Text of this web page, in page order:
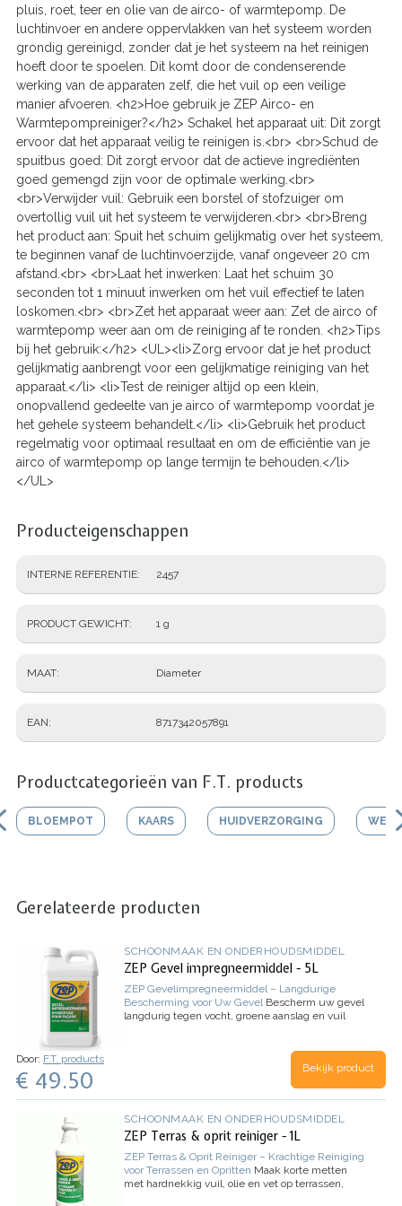
pluis, roet, teer en olie van de airco- of warmtepomp. De
luchtinvoer en andere oppervlakken van het systeem worden
grondig gereinigd, zonder dat je het systeem na het reinigen
hoeft door te spoelen. Dit komt door de condenserende
werking van de apparaten zelf, die het vuil op een veilige
manier afvoeren. <h2>Hoe gebruik je ZEP Airco- en
Warmtepompreiniger?</h2> Schakel het apparaat uit: Dit zorgt
ervoor dat het apparaat veilig te reinigen is.<br> <br>Schud de
spuitbus goed: Dit zorgt ervoor dat de actieve ingrediënten
goed gemengd zijn voor de optimale werking.<br>
<br>Verwijder vuil: Gebruik een borstel of stofzuiger om
overtollig vuil uit het systeem te verwijderen.<br> <br>Breng
het product aan: Spuit het schuim gelijkmatig over het systeem,
te beginnen vanaf de luchtinvoerzijde, vanaf ongeveer 20 cm
afstand.<br> <br>Laat het inwerken: Laat het schuim 30
seconden tot 1 minuut inwerken om het vuil effectief te laten
loskomen.<br> <br>Zet het apparaat weer aan: Zet de airco of
warmtepomp weer aan om de reiniging af te ronden. <h2>Tips
bij het gebruik:</h2> <UL><li>Zorg ervoor dat je het product
gelijkmatig aanbrengt voor een gelijkmatige reiniging van het
apparaat.</li> <li>Test de reiniger altijd op een klein,
onopvallend gedeelte van je airco of warmtepomp voordat je
het gehele systeem behandelt.</li> <li>Gebruik het product
regelmatig voor optimaal resultaat en om de efficiëntie van je
airco of warmtepomp op lange termijn te behouden.</li>
</UL>
Producteigenschappen
INTERNE REFERENTIE 2457
PRODUCT GEWICHT 1 g
MAAT Diameter
EAN 8717342057891
Productcategorieën van F.T. products
BLOEMPOT KAARS HUIDVERZORGING
Gerelateerde producten
SCHOONMAAK EN ONDERHOUDSMIDDEL
ZEP Gevel impregneermiddel - 5L
ZEP Gevelimpregneermiddel – Langdurige
Bescherming voor Uw Gevel Bescherm uw gevel
langdurig tegen vocht, groene aanslag en vuil
beschermlaag die het uiterlijk van uw gevel niet
aantast. Gemakkelijk aan te brengen met een
drukspuit of borstel, voor een resultaat dat tot
wel 10 jaar werkzaam blijft. Voordelen: Voorkomt
groene aanslag en vuil. 100% transparant,
behoudt het uiterlijk van stenen. Effectief tot 10
jaar na eenmalige toepassing.
Gebruiksaanwijzing: Reinig de gevel grondig en
zorg dat deze droog is (minimaal 72 uur na
regen). Bescherm ramen en kozijnen met folie.
Door: F.T. products
€ 49.50 Bekijk product
SCHOONMAAK EN ONDERHOUDSMIDDEL
ZEP Terras & oprit reiniger - 1L
ZEP Terras & Oprit Reiniger – Krachtige Reiniging
voor Terrassen en Opritten Maak korte metten
met hardnekkig vuil, olie en vet op terrassen,